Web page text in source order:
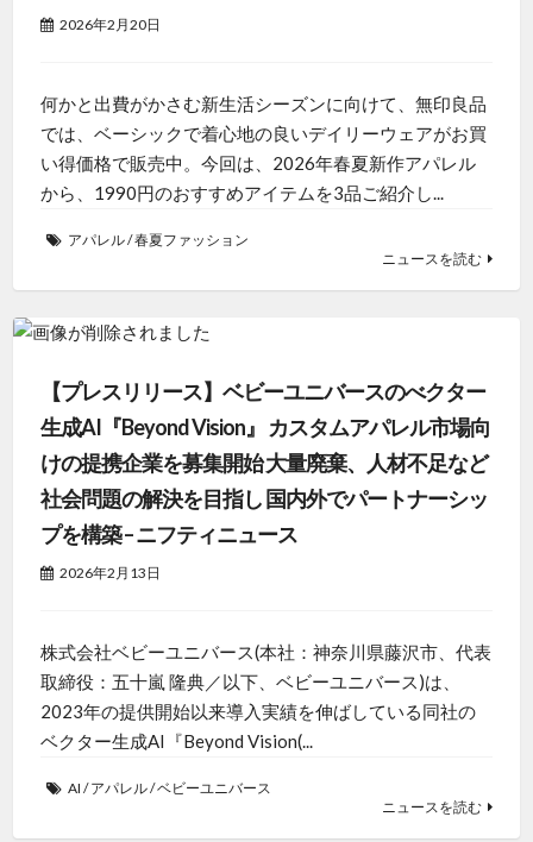
2026年2月20日
何かと出費がかさむ新生活シーズンに向けて、無印良品
では、ベーシックで着心地の良いデイリーウェアがお買
い得価格で販売中。今回は、2026年春夏新作アパレル
から、1990円のおすすめアイテムを3品ご紹介し...
アパレル/春夏ファッション
ニュースを読む
【プレスリリース】ベビーユニバースのべクター
生成AI『Beyond Vision』 カスタムアパレル市場向
けの提携企業を募集開始 大量廃棄、人材不足など
社会問題の解決を目指し 国内外でパートナーシッ
プを構築 – ニフティニュース
2026年2月13日
株式会社ベビーユニバース(本社：神奈川県藤沢市、代表
取締役：五十嵐 隆典／以下、ベビーユニバース)は、
2023年の提供開始以来導入実績を伸ばしている同社の
ベクター生成AI『Beyond Vision(...
AI /アパレル/ベビーユニバース
ニュースを読む